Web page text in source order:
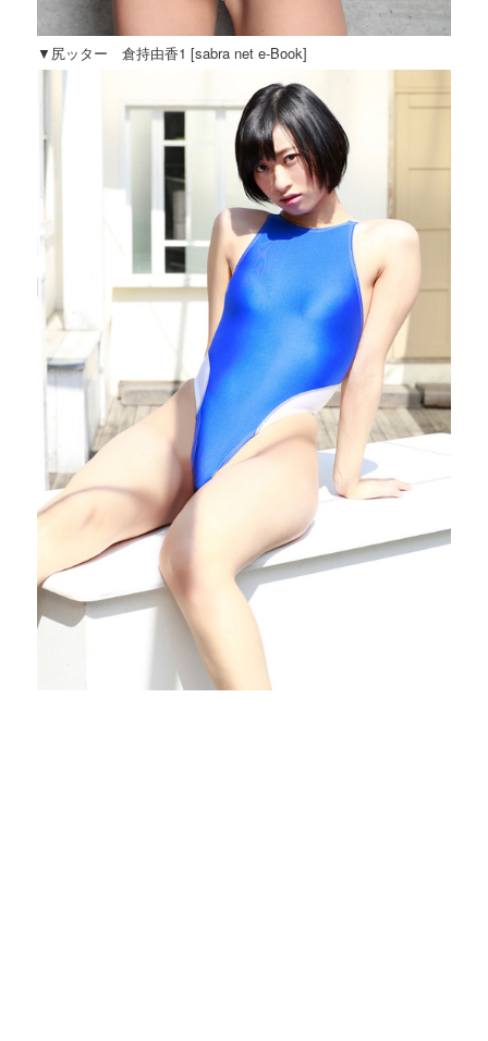
▼尻ッター 倉持由香1 [sabra net e-Book]